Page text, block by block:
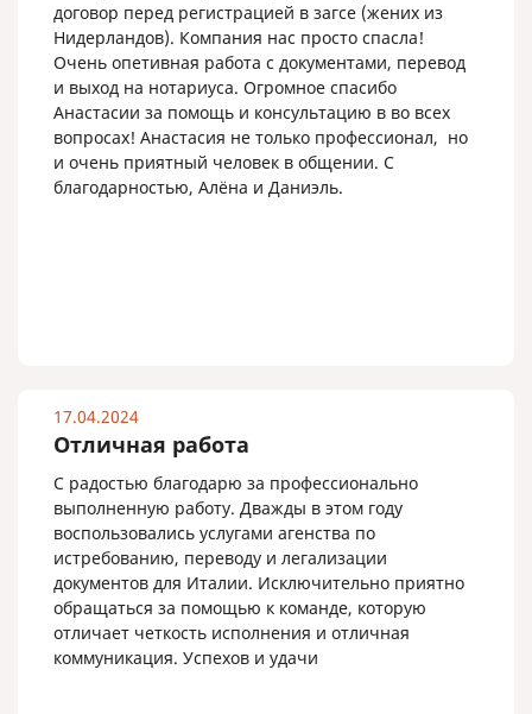
договор перед регистрацией в загсе (жених из
Нидерландов). Компания нас просто спасла!
Очень опетивная работа с документами, перевод
и выход на нотариуса. Огромное спасибо
Анастасии за помощь и консультацию в во всех
вопросах! Анастасия не только профессионал, но
и очень приятный человек в общении. С
благодарностью, Алёна и Даниэль.
17.04.2024
Отличная работа
С радостью благодарю за профессионально
выполненную работу. Дважды в этом году
воспользовались услугами агенства по
истребованию, переводу и легализации
документов для Италии. Исключительно приятно
обращаться за помощью к команде, которую
отличает четкость исполнения и отличная
коммуникация. Успехов и удачи